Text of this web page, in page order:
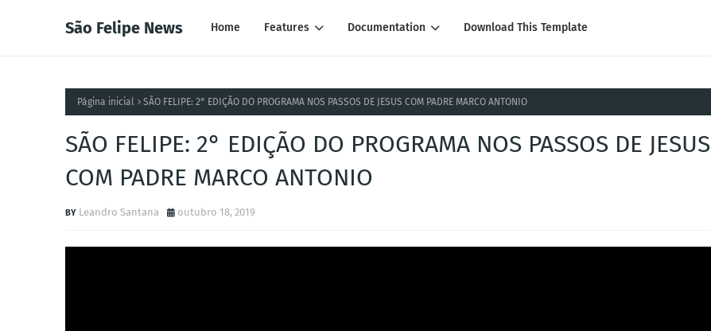
São Felipe News Home Features Documentation Download This Template
Página inicial SÃO FELIPE: 2° EDIÇÃO DO PROGRAMA NOS PASSOS DE JESUS COM PADRE MARCO ANTONIO
SÃO FELIPE: 2° EDIÇÃO DO PROGRAMA NOS PASSOS DE JESUS
COM PADRE MARCO ANTONIO
Leandro Santana outubro 18, 2019